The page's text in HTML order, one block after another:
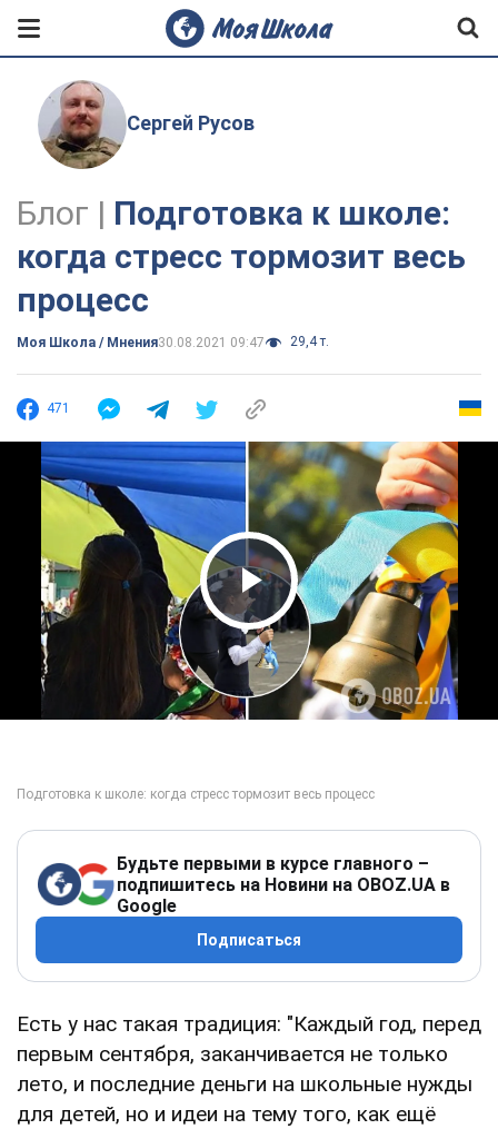
Сергей Русов
Блог | Подготовка к школе:
когда стресс тормозит весь
процесс
Моя Школа / Мнения30.08.2021 09:47 29,4 т.
471
Play Video
Будьте первыми в курсе главного –
подпишитесь на Новини на OBOZ.UA в
Google
Подписаться
Есть у нас такая традиция: "Каждый год, перед
первым сентября, заканчивается не только
лето, и последние деньги на школьные нужды
для детей, но и идеи на тему того, как ещё